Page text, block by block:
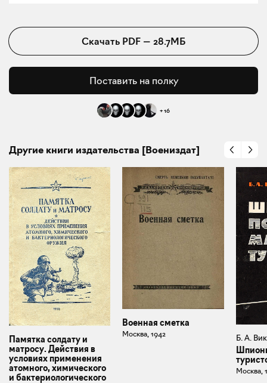
Скачать PDF — 28.7МБ
Поставить на полку
+16
Другие книги издательства [Воениздат]
Памятка солдату и
матросу. Действия в
условиях применения
атомного, химического
и бактериологического
Военная сметка
Москва, 1942 Б. А.
Москва,